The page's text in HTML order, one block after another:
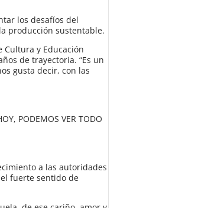
los desafíos del
producción sustentable.
Cultura y Educación
de trayectoria. “Es un
gusta decir, con las
PODEMOS VER TODO
a las autoridades
fuerte sentido de